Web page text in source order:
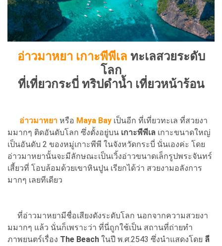
อ่าวมาหยา เกาะพีพีเล ทะเลสวยระดับ
โลก
ที่เที่ยวกระบี่ ทริปดำน้ำ เที่ยวหน้าร้อน
อ่าวมาหยา หรือ Maya Bay เป็นอีก ที่เที่ยวทะเล ที่สวยงา
มมากๆ ติดอันดับโลก ซึ่งตั้งอยู่บน เกาะพีพีเล เกาะขนาดใหญ่
เป็นอันดับ 2 ของหมู่เกาะพีพี ในจังหวัดกระบี่ นั่นเองค่ะ โดย
อ่าวมาหยานั้นจะมีลักษณะเป็นเวิ้งอ่าวขนาดเล็กรูปพระจันทร์
เสี้ยวที่ โอบล้อมด้วยเขาหินปูน เรียกได้ว่า สวยงามอลังการ
มากๆ เลยทีเดียว
ที่อ่าวมาหยามีชื่อเสียงดังระดับโลก นอกจากความสวยงา
มมากๆ แล้ว นั่นก็เพราะว่า ที่นี่ถูกใช้เป็น สถานที่ถ่ายทำ
ภาพยนตร์เรื่อง The Beach ในปี พ.ศ.2543 ซึ่งนำแสดงโดย ลี